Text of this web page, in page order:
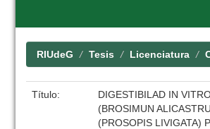
RIUdeG Tesis Licenciatura
Título:
DIGESTIBILAD IN
(BROSIMUN
(PROSOPIS LIVIGATA)